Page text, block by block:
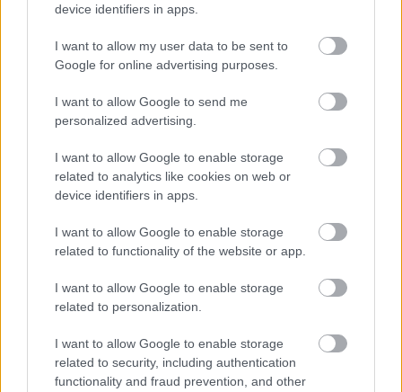
device identifiers in apps.
I want to allow my user data to be sent to
Google for online advertising purposes.
I want to allow Google to send me
personalized advertising.
I want to allow Google to enable storage
related to analytics like cookies on web or
device identifiers in apps.
I want to allow Google to enable storage
related to functionality of the website or app.
I want to allow Google to enable storage
related to personalization.
I want to allow Google to enable storage
related to security, including authentication
functionality and fraud prevention, and other
Εφαρμογές Android ενδέχεται να
χρηστών με διαφημιστές
περισσότερα